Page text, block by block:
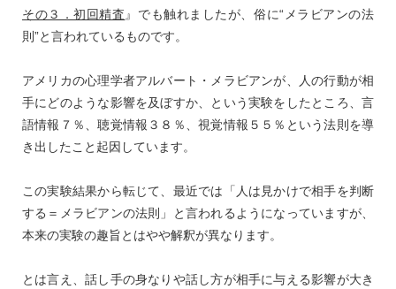
その３．初回精査 』でも触れましたが、俗に“メラビアンの法
則”と言われているものです。
アメリカの心理学者アルバート・メラビアンが、人の行動が相
手にどのような影響を及ぼすか、という実験をしたところ、言
語情報７％、聴覚情報３８％、視覚情報５５％という法則を導
き出したこと起因しています。
この実験結果から転じて、最近では「人は見かけで相手を判断
する＝メラビアンの法則」と言われるようになっていますが、
本来の実験の趣旨とはやや解釈が異なります。
とは言え、話し手の身なりや話し方が相手に与える影響が大き